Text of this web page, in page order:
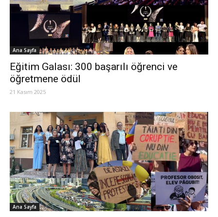
Ana Sayfa
Eğitim Galası: 300 başarılı öğrenci ve
öğretmene ödül
21 Kasım 2025
Ana Sayfa